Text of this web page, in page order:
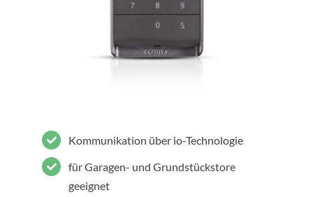
Kommunikation über io-Technologie
für Garagen- und Grundstückstore
geeignet